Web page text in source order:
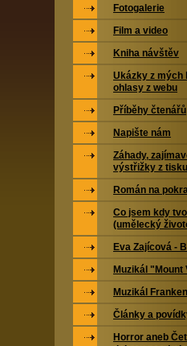
Fotogalerie
Film a video
Kniha návštěv
Ukázky z mých
ohlasy z webu
Příběhy čtenářů
Napište nám
Záhady,
výstřižky z tisku
Román na
Co jsem kdy
(umělecký
Eva Zajícová -
Muzikál "Mount
Muzikál
Články a
Horror aneb